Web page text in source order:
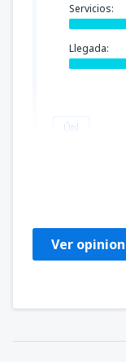
Servicios:
Llegada:
Útil
Ver